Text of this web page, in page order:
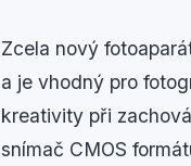
Zcela nový
a je vhodný pro
kreativity při
snímač CMOS